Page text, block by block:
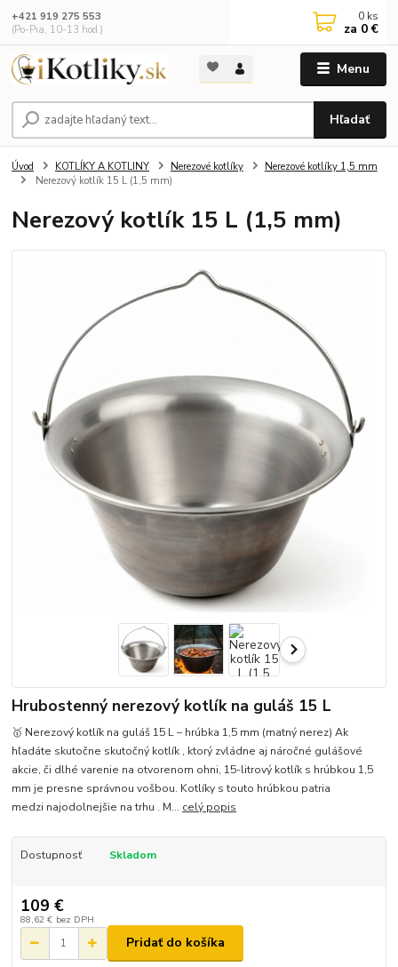
Menu
Hľadať
+421 919 275 553
(Po-Pia, 10-13 hod.)
0 ks
za 0 €
Úvod KOTLÍKY A KOTLINY Nerezové kotlíky
Nerezové kotlíky 1,5 mm
Nerezový kotlík 15 L (1,5 mm)
Nerezový kotlík 15 L (1,5 mm)
Hrubostenný nerezový kotlík na guláš 15 L
🥇 Nerezový kotlík na guláš 15 L – hrúbka 1,5 mm (matný nerez) Ak
hľadáte skutočne skutočný kotlík , ktorý zvládne aj náročné gulášové
akcie, či dlhé varenie na otvorenom ohni, 15-litrový kotlík s hrúbkou 1,5
mm je presne správnou vošbou. Kotlíky s touto hrúbkou patria
medzi najodolnejšie na trhu . M... celý popis
Dostupnosť Skladom
109 €
88,62 € bez DPH
Pridať do košíka